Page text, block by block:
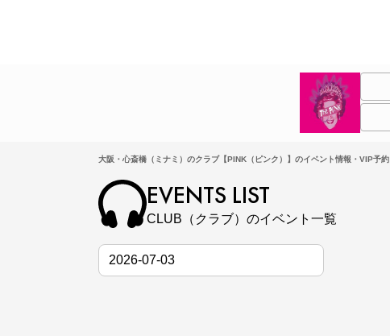
大阪・心斎橋（ミナミ）のクラブ【PINK（ピンク）】のイベント情報・VIP予約
EVENTS LIST
CLUB（クラブ）のイベント一覧